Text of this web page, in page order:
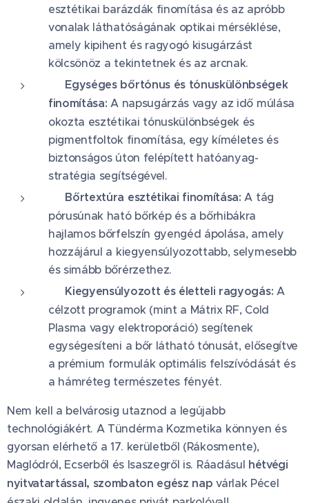
esztétikai barázdák finomítása és az apróbb
vonalak láthatóságának optikai mérséklése,
amely kipihent és ragyogó kisugárzást
kölcsönöz a tekintetnek és az arcnak.
✨ Egységes bőrtónus és tónuskülönbségek
finomítása: A napsugárzás vagy az idő múlása
okozta esztétikai tónuskülönbségek és
pigmentfoltok finomítása, egy kíméletes és
biztonságos úton felépített hatóanyag-
stratégia segítségével.
🌿 Bőrtextúra esztétikai finomítása: A tág
pórusúnak ható bőrkép és a bőrhibákra
hajlamos bőrfelszín gyengéd ápolása, amely
hozzájárul a kiegyensúlyozottabb, selymesebb
és simább bőrérzethez.
🧬 Kiegyensúlyozott és életteli ragyogás: A
célzott programok (mint a Mátrix RF, Cold
Plasma vagy elektroporáció) segítenek
egységesíteni a bőr látható tónusát, elősegítve
a prémium formulák optimális felszívódását és
a hámréteg természetes fényét. 🛡️
Nem kell a belvárosig utaznod a legújabb
technológiákért. A Tündérma Kozmetika könnyen és
gyorsan elérhető a 17. kerületből (Rákosmente),
Maglódról, Ecserből és Isaszegről is. Ráadásul hétvégi
nyitvatartással, szombaton egész nap várlak Pécel